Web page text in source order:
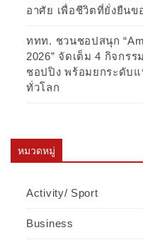
อาศัย เพื่อชีวิตที่ยั่งยืนข
ททท. ชวนชอปสนุก
2026” จัดเต็ม 4 กิจกร
ชอปปิง พร้อมยกระดับ
ทั่วโลก
หมวดหมู่
Activity/ Sport
Business